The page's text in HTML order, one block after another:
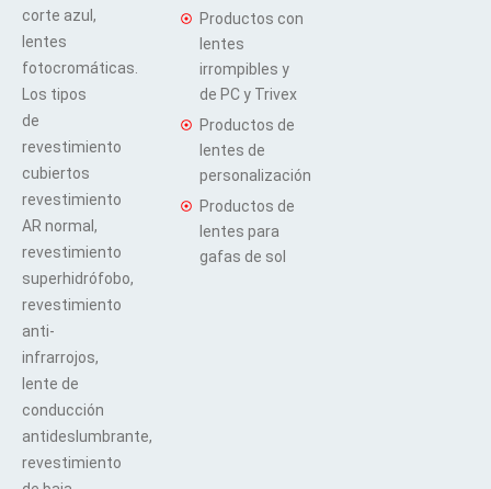
corte azul,
lentes
fotocromáticas.
Los tipos
de
revestimiento
cubiertos
revestimiento
AR normal,
revestimiento
superhidrófobo,
revestimiento
anti-
infrarrojos,
lente de
conducción
antideslumbrante,
revestimiento
Productos con
lentes
irrompibles y
de PC y Trivex
Productos de
lentes de
personalización
Productos de
lentes para
gafas de sol